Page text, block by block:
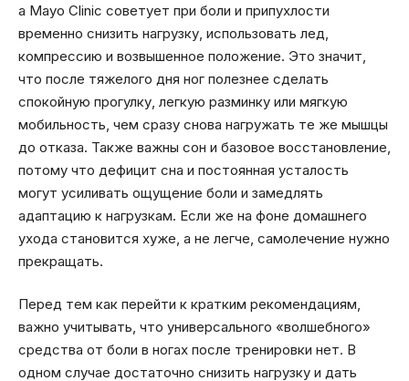
а Mayo Clinic советует при боли и припухлости
временно снизить нагрузку, использовать лед,
компрессию и возвышенное положение. Это значит,
что после тяжелого дня ног полезнее сделать
спокойную прогулку, легкую разминку или мягкую
мобильность, чем сразу снова нагружать те же мышцы
до отказа. Также важны сон и базовое восстановление,
потому что дефицит сна и постоянная усталость
могут усиливать ощущение боли и замедлять
адаптацию к нагрузкам. Если же на фоне домашнего
ухода становится хуже, а не легче, самолечение нужно
прекращать.
Перед тем как перейти к кратким рекомендациям,
важно учитывать, что универсального «волшебного»
средства от боли в ногах после тренировки нет. В
одном случае достаточно снизить нагрузку и дать